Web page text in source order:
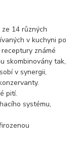
14 různých
v kuchyni po
známé
skombinovány tak,
v synergii,
pití.
systému,